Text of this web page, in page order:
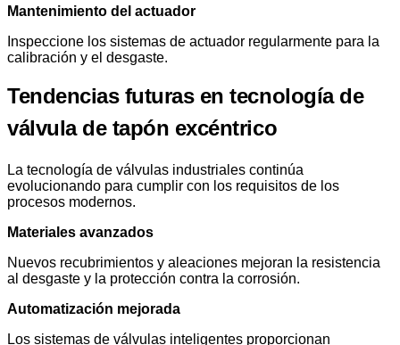
Mantenimiento del actuador
Inspeccione los sistemas de actuador regularmente para la
calibración y el desgaste.
Tendencias futuras en tecnología de
válvula de tapón excéntrico
La tecnología de válvulas industriales continúa
evolucionando para cumplir con los requisitos de los
procesos modernos.
Materiales avanzados
Nuevos recubrimientos y aleaciones mejoran la resistencia
al desgaste y la protección contra la corrosión.
Automatización mejorada
Los sistemas de válvulas inteligentes proporcionan